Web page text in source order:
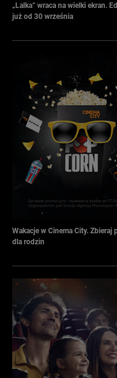
„Lalka” wraca na wielki ekran.
już od 30 września
Wakacje w Cinema City.
dla rodzin